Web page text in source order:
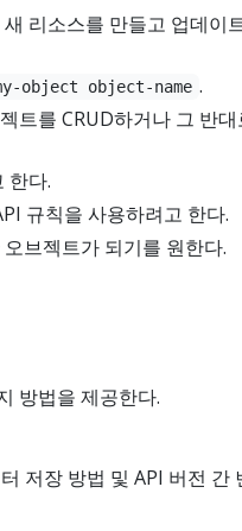
리소스를 만들고 업데이
object object-name .
트를 CRUD하거나 그 반
한다.
규칙을 사용하려고 한다.
브젝트가 되기를 원한다.
방법을 제공한다.
저장 방법 및 API 버전 간